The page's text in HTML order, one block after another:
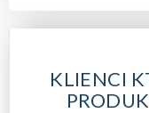
KLIENCI